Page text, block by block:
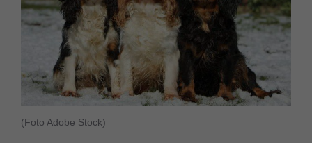
(Foto Adobe Stock)